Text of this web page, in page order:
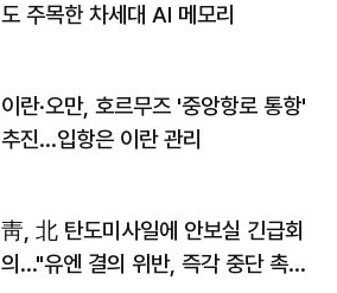
도 주목한 차세대 AI 메모리
이란·오만, 호르무즈 '중앙항로 통항'
추진…입항은 이란 관리
靑, 北 탄도미사일에 안보실 긴급회
의…"유엔 결의 위반, 즉각 중단 촉